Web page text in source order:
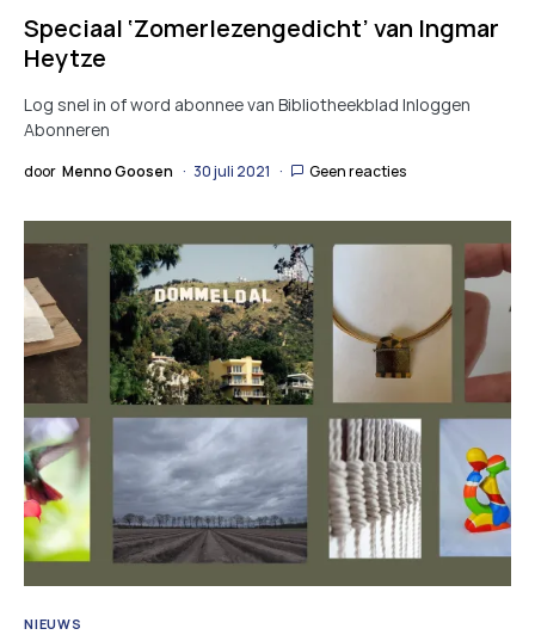
Speciaal ‘Zomerlezengedicht’ van Ingmar
Heytze
Log snel in of word abonnee van Bibliotheekblad Inloggen
Abonneren
door Menno Goosen 30 juli 2021 Geen reacties
NIEUWS